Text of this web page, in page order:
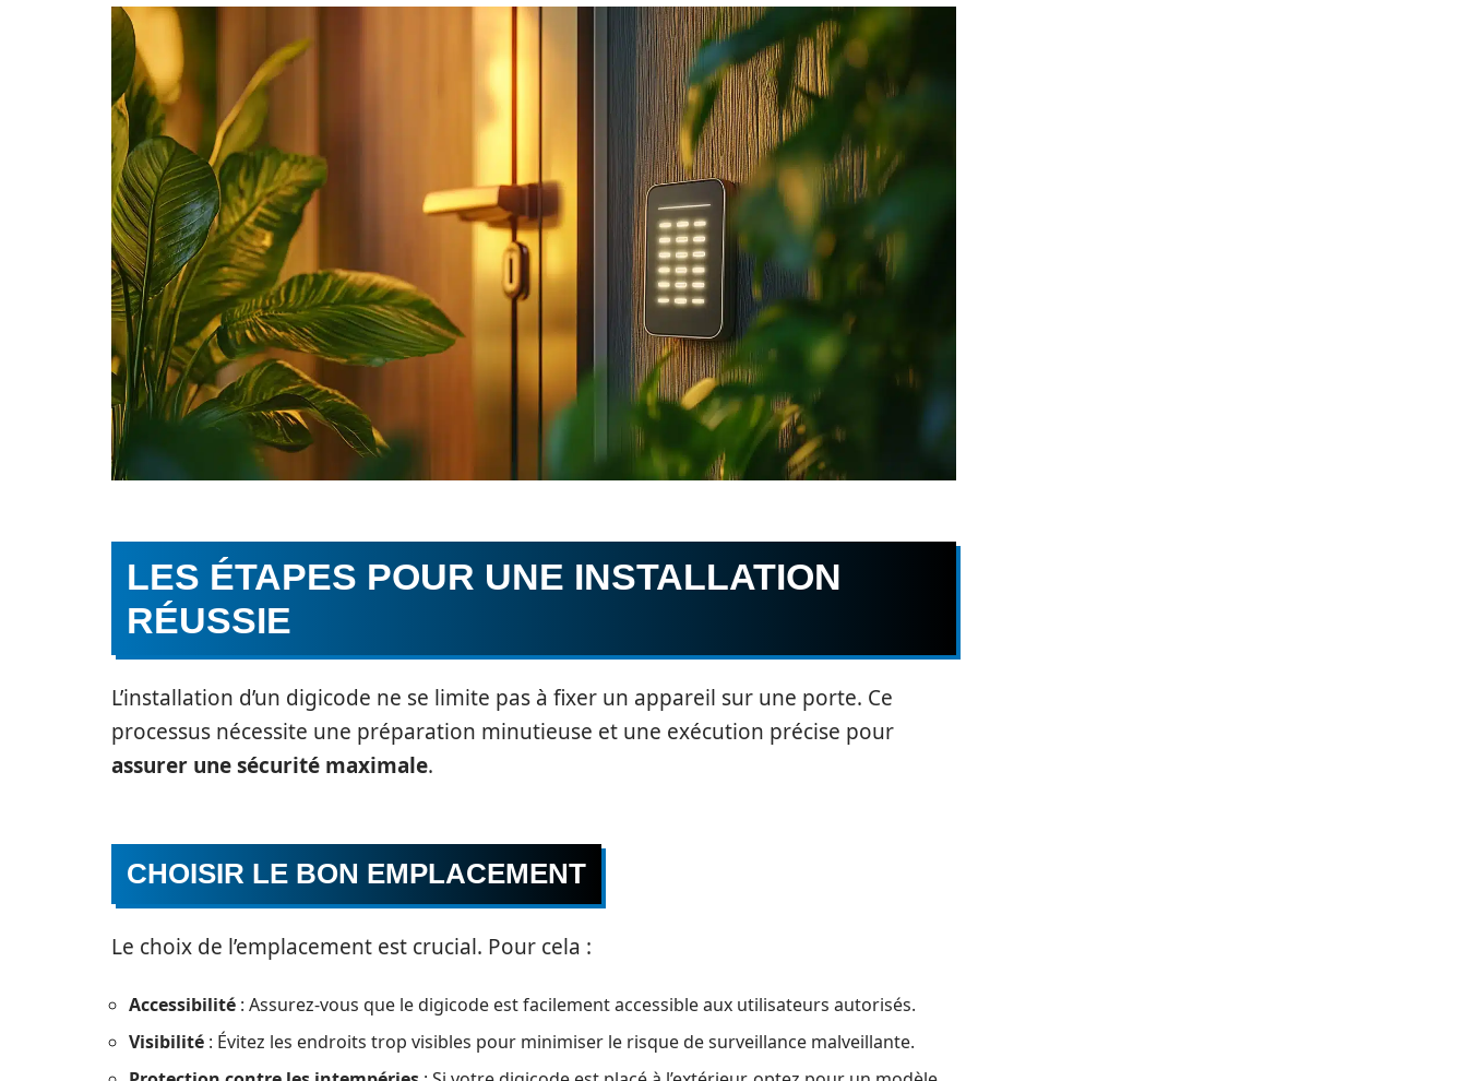
LES ÉTAPES POUR UNE INSTALLATION
RÉUSSIE
L’installation d’un digicode ne se limite pas à fixer un appareil sur une porte. Ce
processus nécessite une préparation minutieuse et une exécution précise pour
assurer une sécurité maximale.
CHOISIR LE BON EMPLACEMENT
Le choix de l’emplacement est crucial. Pour cela :
Accessibilité : Assurez-vous que le digicode est facilement accessible aux utilisateurs autorisés.
Visibilité : Évitez les endroits trop visibles pour minimiser le risque de surveillance malveillante.